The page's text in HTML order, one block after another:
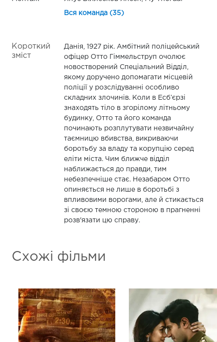
Вся команда (35)
Короткий
зміст
Данія, 1927 рік. Амбітний поліцейський
офіцер Отто Гіммельструп очолює
новостворений Спеціальний Відділ,
якому доручено допомагати місцевій
поліції у розслідуванні особливо
складних злочинів. Коли в Есб’єрзі
знаходять тіло в згорілому літньому
будинку, Отто та його команда
починають розплутувати незвичайну
таємницю вбивства, викриваючи
боротьбу за владу та корупцію серед
еліти міста. Чим ближче відділ
наближається до правди, тим
небезпечніше стає. Незабаром Отто
опиняється не лише в боротьбі з
впливовими ворогами, але й стикається
зі своєю темною стороною в прагненні
розв'язати цю справу.
Схожі фільми